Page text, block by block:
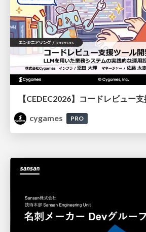
cygames
PRO